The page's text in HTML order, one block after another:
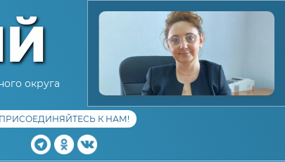
округа
ПРИСОЕДИНЯЙТЕСЬ К НАМ!